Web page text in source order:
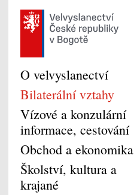
O velvyslanectví
Bilaterální vztahy
Vízové a konzulární
informace, cestování
Obchod a ekonomika
Školství, kultura a
krajané